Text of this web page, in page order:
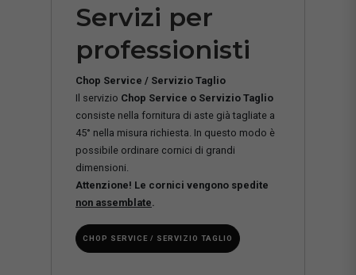
Servizi per
professionisti
Chop Service / Servizio Taglio
Il servizio Chop Service o Servizio Taglio
consiste nella fornitura di aste già tagliate a
45° nella misura richiesta. In questo modo è
possibile ordinare cornici di grandi
dimensioni.
Attenzione! Le cornici vengono spedite
non assemblate
CHOP SERVICE / SERVIZIO TAGLIO